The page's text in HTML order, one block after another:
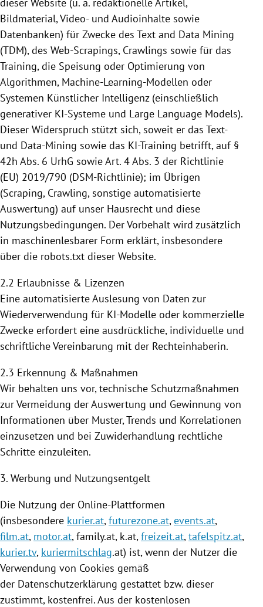
Bildmaterial, Video- und Audioinhalte sowie
Datenbanken) für Zwecke des Text and Data Mining
(TDM), des Web-Scrapings, Crawlings sowie für das
Training, die Speisung oder Optimierung von
Algorithmen, Machine-Learning-Modellen oder
Systemen Künstlicher Intelligenz (einschließlich
generativer KI-Systeme und Large Language Models).
Dieser Widerspruch stützt sich, soweit er das Text-
und Data-Mining sowie das KI-Training betrifft, auf §
42h Abs. 6 UrhG sowie Art. 4 Abs. 3 der Richtlinie
(EU) 2019/790 (DSM-Richtlinie); im Übrigen
(Scraping, Crawling, sonstige automatisierte
Auswertung) auf unser Hausrecht und diese
Nutzungsbedingungen. Der Vorbehalt wird zusätzlich
in maschinenlesbarer Form erklärt, insbesondere
über die robots.txt dieser Website.
2.2 Erlaubnisse & Lizenzen
Eine automatisierte Auslesung von Daten zur
Wiederverwendung für KI-Modelle oder kommerzielle
Zwecke erfordert eine ausdrückliche, individuelle und
schriftliche Vereinbarung mit der Rechteinhaberin.
2.3 Erkennung & Maßnahmen
Wir behalten uns vor, technische Schutzmaßnahmen
zur Vermeidung der Auswertung und Gewinnung von
Informationen über Muster, Trends und Korrelationen
einzusetzen und bei Zuwiderhandlung rechtliche
Schritte einzuleiten.
3. Werbung und Nutzungsentgelt
Die Nutzung der Online-Plattformen
(insbesondere kurier.at, futurezone.at, events.at,
film.at, motor.at, family.at, k.at, freizeit.at, tafelspitz.at,
kurier.tv, kuriermitschlag.at) ist, wenn der Nutzer die
Verwendung von Cookies gemäß
der Datenschutzerklärung gestattet bzw. dieser
zustimmt, kostenfrei. Aus der kostenlosen